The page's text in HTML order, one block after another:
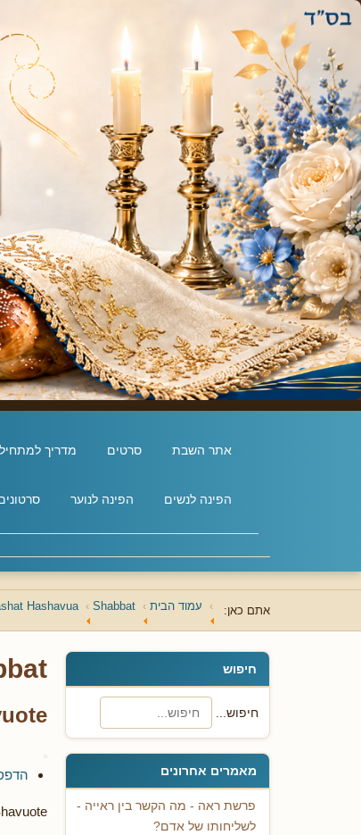
אתר השבת סרטים מדריך
הפינה לנשים הפינה לנוער
אתם כאן: עמוד הבית Shabbat
Hashavua
חיפוש
חיפוש...
מאמרים אחרונים
פרשת ראה - מה הקשר בין ראייה -
לשליחותו של אדם?